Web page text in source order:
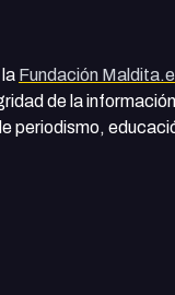
Fundación
de la
periodismo,